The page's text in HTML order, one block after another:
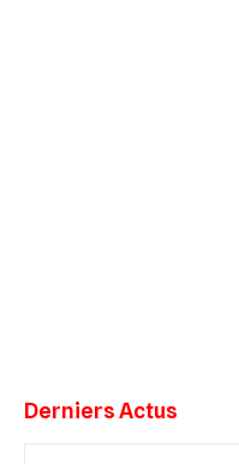
Derniers Actus